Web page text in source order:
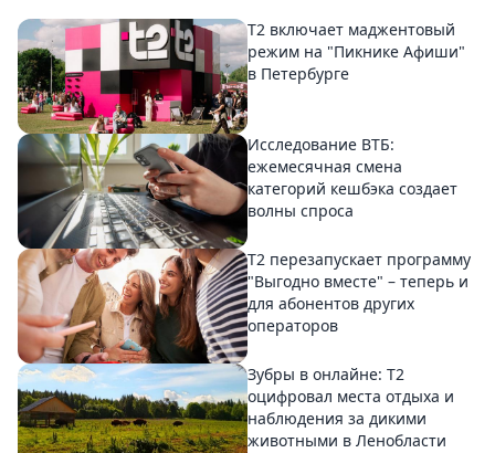
Т2 включает маджентовый
режим на "Пикнике Афиши"
в Петербурге
Исследование ВТБ:
ежемесячная смена
категорий кешбэка создает
волны спроса
Т2 перезапускает программу
"Выгодно вместе" – теперь и
для абонентов других
операторов
Зубры в онлайне: Т2
оцифровал места отдыха и
наблюдения за дикими
животными в Ленобласти